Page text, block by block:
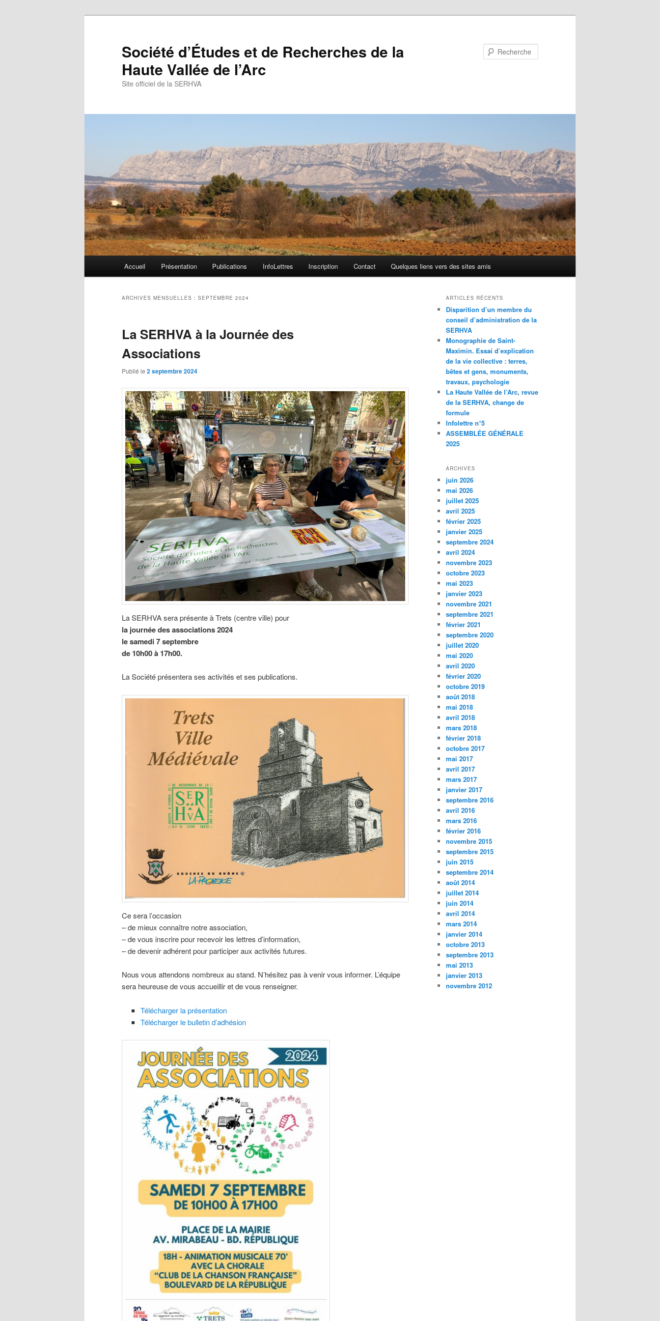
Société d’Études et de Recherches de la
Haute Vallée de l’Arc
Site officiel de la SERHVA
Accueil Présentation Publications InfoLettres Inscription Contact Quelques liens vers des sites amis
ARCHIVES MENSUELLES : SEPTEMBRE 2024
La SERHVA à la Journée des
Associations
Publié le 2 septembre 2024
La SERHVA sera présente à Trets (centre ville) pour
la journée des associations 2024
le samedi 7 septembre
de 10h00 à 17h00.
La Société présentera ses activités et ses publications.
Ce sera l’occasion
– de mieux connaître notre association,
– de vous inscrire pour recevoir les lettres d’information,
– de devenir adhérent pour participer aux activités futures.
Nous vous attendons nombreux au stand. N’hésitez pas à venir vous informer. L’équipe
sera heureuse de vous accueillir et de vous renseigner.
Télécharger la présentation
Télécharger le bulletin d’adhésion
ARTICLES RÉCENTS
Disparition d’un membre du
conseil d’administration de la
SERHVA
Monographie de Saint-
Maximin. Essai d’explication
de la vie collective : terres,
bêtes et gens, monuments,
travaux, psychologie
La Haute Vallée de l’Arc, revue
de la SERHVA, change de
formule
Infolettre n°5
ASSEMBLÉE GÉNÉRALE
2025
ARCHIVES
juin 2026
mai 2026
juillet 2025
avril 2025
février 2025
janvier 2025
septembre 2024
avril 2024
novembre 2023
octobre 2023
mai 2023
janvier 2023
novembre 2021
septembre 2021
février 2021
septembre 2020
juillet 2020
mai 2020
avril 2020
février 2020
octobre 2019
août 2018
mai 2018
avril 2018
mars 2018
février 2018
octobre 2017
mai 2017
avril 2017
mars 2017
janvier 2017
septembre 2016
avril 2016
mars 2016
février 2016
novembre 2015
septembre 2015
juin 2015
septembre 2014
août 2014
juillet 2014
juin 2014
avril 2014
mars 2014
janvier 2014
octobre 2013
septembre 2013
mai 2013
janvier 2013
novembre 2012